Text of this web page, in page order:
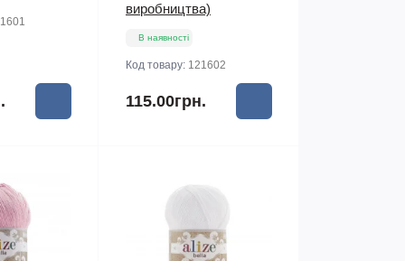
виробництва)
В наявності
Код товару: 121602
115.00грн.